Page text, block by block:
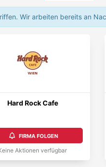
Wir arbeiten bereits an
Hard Rock Cafe
FIRMA FOLGEN
Aktionen verfügbar